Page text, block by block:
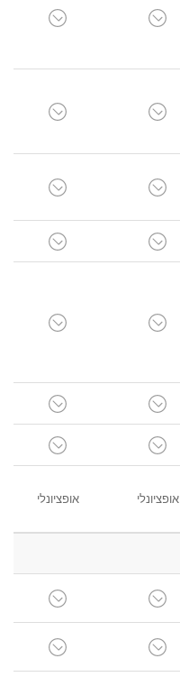
אופציונלי אופציונלי